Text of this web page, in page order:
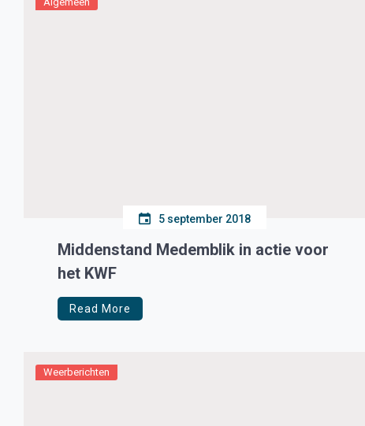
5 september 2018
Middenstand Medemblik in actie voor
het KWF
Read More
Weerberichten